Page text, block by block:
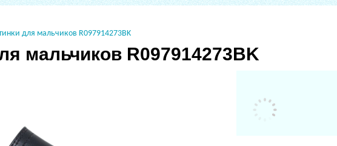
для мальчиков R097914273BK
мальчиков R097914273BK